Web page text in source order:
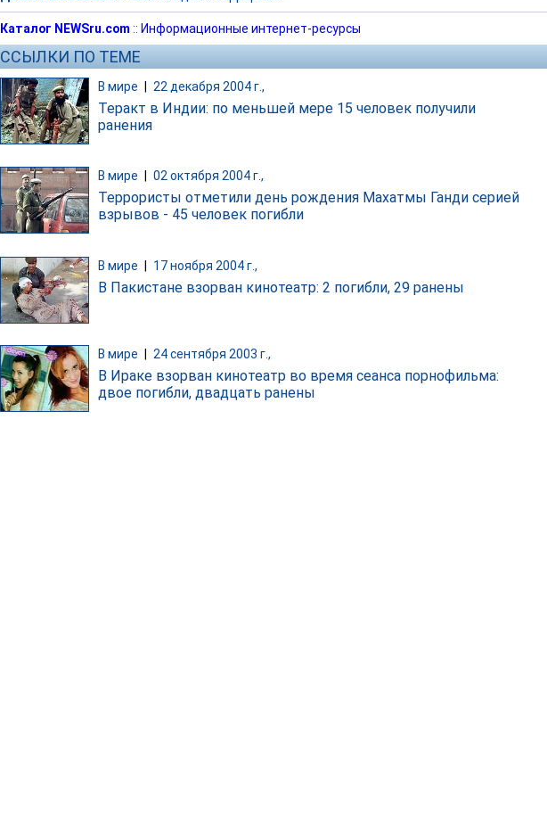
Каталог NEWSru.com :: Информационные интернет-ресурсы
ССЫЛКИ ПО ТЕМЕ
В мире 22 декабря 2004 г.,
Теракт в Индии: по меньшей мере 15 человек получили
ранения
В мире 02 октября 2004 г.,
Террористы отметили день рождения Махатмы Ганди серией
взрывов - 45 человек погибли
В мире | 17 ноября 2004 г.,
В Пакистане взорван кинотеатр: 2 погибли, 29 ранены
В мире | 24 сентября 2003 г.,
В Ираке взорван кинотеатр во время сеанса порнофильма:
двое погибли, двадцать ранены